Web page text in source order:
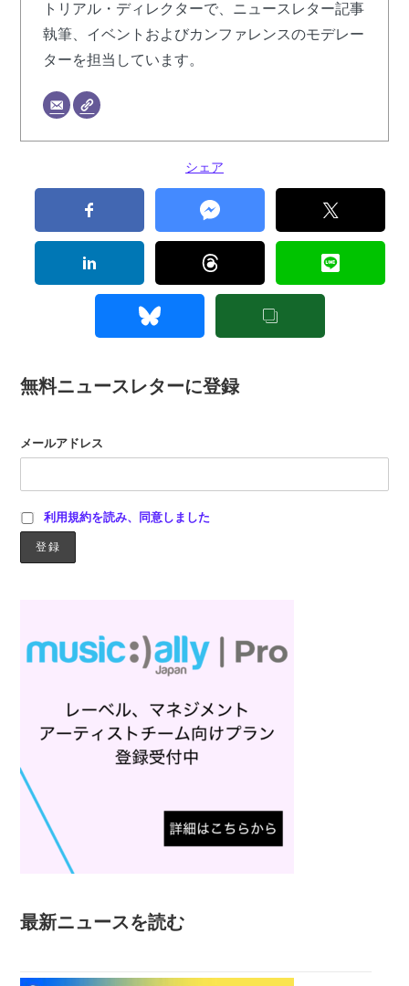
トリアル・ディレクターで、ニュースレター記事
執筆、イベントおよびカンファレンスのモデレー
ターを担当しています。
シェア
無料ニュースレターに登録
メールアドレス
利用規約を読み、同意しました
最新ニュースを読む